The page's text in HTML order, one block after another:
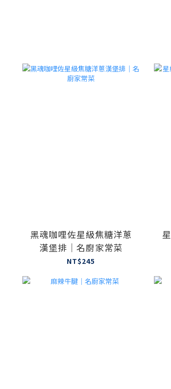
黑魂咖哩佐星級焦糖洋蔥
漢堡排｜名廚家常菜
NT$245